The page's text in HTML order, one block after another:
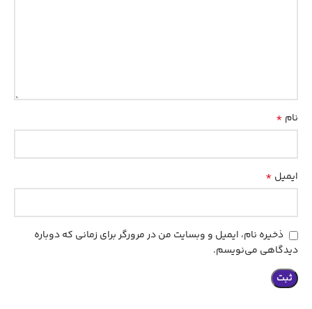
نام *
ایمیل *
ذخیره نام، ایمیل و وبسایت من در مرورگر برای زمانی که دوباره
دیدگاهی می‌نویسم.